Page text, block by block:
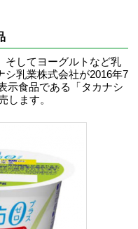
そしてヨーグルトなど乳
シ乳業株式会社が2016年7
示食品である「タカナシ
します。